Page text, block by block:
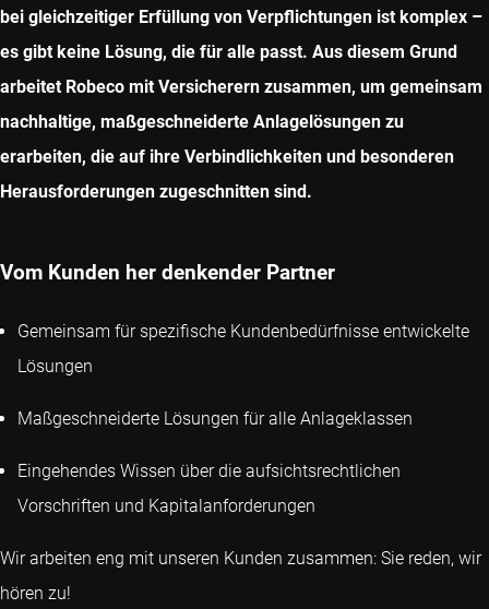
bei gleichzeitiger Erfüllung von Verpflichtungen ist komplex –
es gibt keine Lösung, die für alle passt. Aus diesem Grund
arbeitet Robeco mit Versicherern zusammen, um gemeinsam
nachhaltige, maßgeschneiderte Anlagelösungen zu
erarbeiten, die auf ihre Verbindlichkeiten und besonderen
Herausforderungen zugeschnitten sind.
Vom Kunden her denkender Partner
Gemeinsam für spezifische Kundenbedürfnisse entwickelte
Lösungen
Maßgeschneiderte Lösungen für alle Anlageklassen
Eingehendes Wissen über die aufsichtsrechtlichen
Vorschriften und Kapitalanforderungen
Wir arbeiten eng mit unseren Kunden zusammen: Sie reden, wir
hören zu!